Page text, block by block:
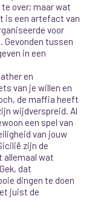
over; maar wat
is een artefact van
voor
Gevonden tussen
in een
en
van je willen en
de maffia heeft
wijdverspreid. Al
een spel van
van jouw
zijn de
allemaal wat
dat
dingen te doen
juist de